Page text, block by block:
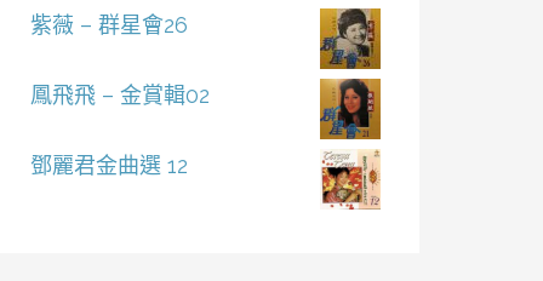
紫薇 – 群星會26
鳳飛飛 – 金賞輯02
鄧麗君金曲選 12